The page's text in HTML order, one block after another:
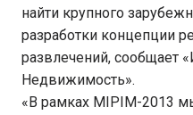
найти крупного
разработки концепции
развлечений, сообщает
Недвижимость».
«В рамках MIPIM-2013